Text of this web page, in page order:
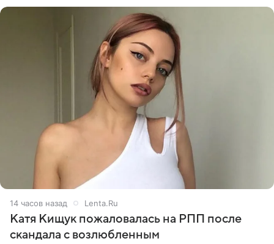
14 часов назад Lenta.Ru
Катя Кищук пожаловалась на РПП после
скандала с возлюбленным